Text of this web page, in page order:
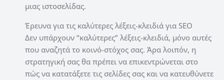
μιας ιστοσελίδας.
Έρευνα για τις καλύτερες λέξεις-κλειδιά για SEO
Δεν υπάρχουν “καλύτερες” λέξεις-κλειδιά, μόνο αυτές
που αναζητά το κοινό-στόχος σας. Άρα λοιπόν, η
στρατηγική σας θα πρέπει να επικεντρώνεται στο
πώς να κατατάξετε τις σελίδες σας και να κατευθύνετε